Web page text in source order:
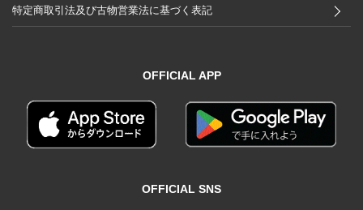
特定商取引法及び古物営業法に基づく表記
OFFICIAL APP
OFFICIAL SNS